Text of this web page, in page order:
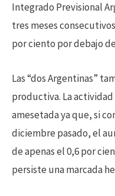
Integrado Previsional
tres meses
por ciento por debajo
Las “dos Argentinas”
productiva. La
amesetada ya que, si
diciembre pasado, el
de apenas el 0,6 por
persiste una marcada